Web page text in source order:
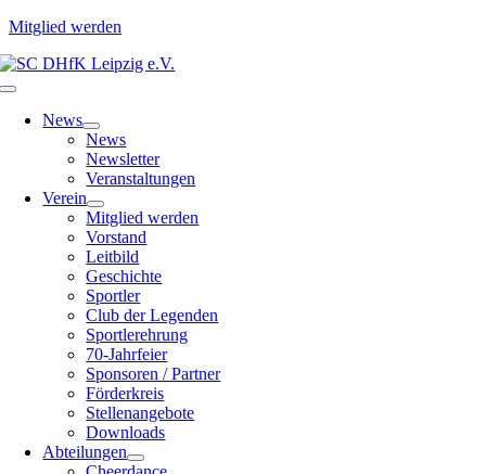
Mitglied werden
Zum
Inhalt
Toggle
NavigationNews
News
Newsletter
Veranstaltungen
Verein
Mitglied werden
Vorstand
Leitbild
Geschichte
Sportler
Club der Legenden
Sportlerehrung
70-Jahrfeier
Sponsoren / Partner
Förderkreis
Stellenangebote
Downloads
Abteilungen